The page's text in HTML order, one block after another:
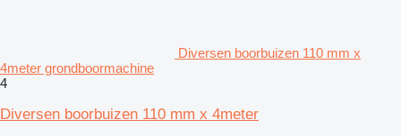
Diversen boorbuizen 110 mm x
4meter grondboormachine
4
Diversen boorbuizen 110 mm x 4meter